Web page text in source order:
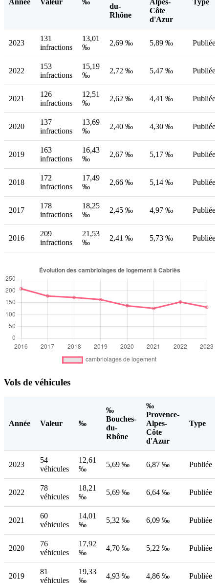
Année Valeur ‰
du-
Rhône
Alpes-
Côte
d'Azur
Type
2023
131
infractions
13,01
‰
2,69 ‰ 5,89 ‰ Publiée
2022
153
infractions
15,19
‰
2,72 ‰ 5,47 ‰ Publiée
2021
126
infractions
12,51
‰
2,62 ‰ 4,41 ‰ Publiée
2020
137
infractions
13,69
‰
2,40 ‰ 4,30 ‰ Publiée
2019
163
infractions
16,43
‰
2,67 ‰ 5,17 ‰ Publiée
2018
172
infractions
17,49
‰
2,66 ‰ 5,14 ‰ Publiée
2017
178
infractions
18,25
‰
2,45 ‰ 4,97 ‰ Publiée
2016
209
infractions
21,53
‰
2,41 ‰ 5,73 ‰ Publiée
Vols de véhicules
Année Valeur ‰
‰
Bouches-
du-
Rhône
‰
Provence-
Alpes-
Côte
d'Azur
Type
2023
54
véhicules
12,61
‰
5,69 ‰ 6,87 ‰ Publiée
2022
78
véhicules
18,21
‰
5,69 ‰ 6,64 ‰ Publiée
2021
60
véhicules
14,01
‰
5,32 ‰ 6,09 ‰ Publiée
2020
76
véhicules
17,92
‰
4,70 ‰ 5,22 ‰ Publiée
2019
81
véhicules
19,33
‰
4,93 ‰ 4,86 ‰ Publiée